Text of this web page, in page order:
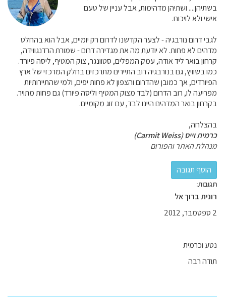
בשתיהן.... ושתיהן מדהימות, אבל עניין של טעם
אישי ולא לויכוח.
לגבי דרום נורבגיה - לצער הקדשנו לדרום רק יומיים, אבל הוא בהחלט
מדהים לא פחות. לא יודעת מה את מגדירה דרום - שמורת הרדנגווידה,
קרחון בואר ליד אודה, עמק המפלים, סטוונגר, צוק המטיף, ליסה פיורד.
כמו בשוויץ, גם בנורבגיה רוב התיירים מתרכזים בחלק המרכזי של ארץ
הפיורדים, אך כמובן שהדרום והצפון לא פחות יפים, ולמי שהתיירותיות
מפריעה לו, רוב הדרום (לבד מצוק המטיף וליסה פיורד) גם פחות מתויר.
בקרחון בואר המדהים היינו לבד, עם זוג מקומיים.
בהצלחה,
כרמית וייס (Carmit Weiss)
מנהלת האתר והפורום
תגובות:
רונית ברוך אל
2 ספטמבר, 2012
נטע וכרמית
תודה רבה